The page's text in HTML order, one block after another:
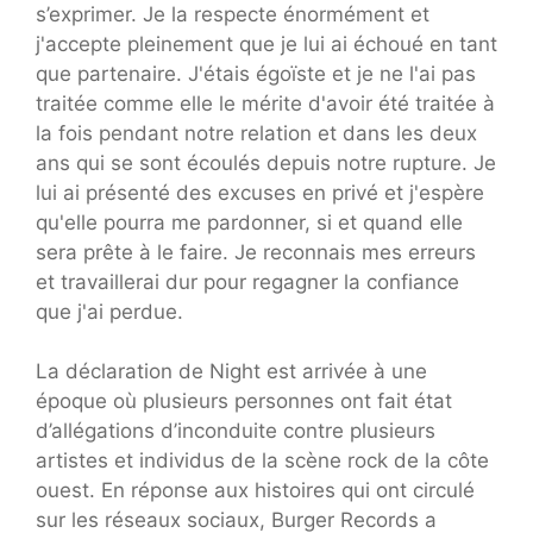
s’exprimer. Je la respecte énormément et
j'accepte pleinement que je lui ai échoué en tant
que partenaire. J'étais égoïste et je ne l'ai pas
traitée comme elle le mérite d'avoir été traitée à
la fois pendant notre relation et dans les deux
ans qui se sont écoulés depuis notre rupture. Je
lui ai présenté des excuses en privé et j'espère
qu'elle pourra me pardonner, si et quand elle
sera prête à le faire. Je reconnais mes erreurs
et travaillerai dur pour regagner la confiance
que j'ai perdue.
La déclaration de Night est arrivée à une
époque où plusieurs personnes ont fait état
d’allégations d’inconduite contre plusieurs
artistes et individus de la scène rock de la côte
ouest. En réponse aux histoires qui ont circulé
sur les réseaux sociaux, Burger Records a